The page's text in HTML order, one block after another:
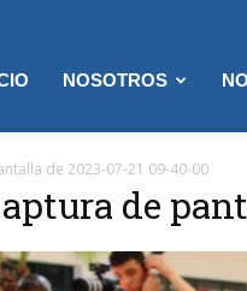
NOSOTROS
de 2023-07-21 09-40-00
de